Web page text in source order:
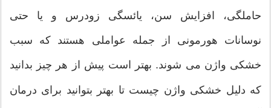
حاملگی، افزایش سن، یائسگی زودرس و یا حتی
نوسانات هورمونی از جمله عواملی هستند که سبب
خشکی واژن می شوند. بهتر است پیش از هر چیز بدانید
که دلیل خشکی واژن چیست تا بهتر بتوانید برای درمان